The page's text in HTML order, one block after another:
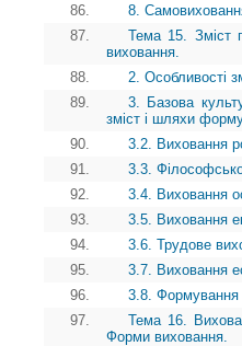
86.
8.
87.
Тема 15. Зміст
виховання.
88.
2. Особливості
89.
3. Базова
зміст і шляхи
90.
3.2. Виховання
91.
3.3.
92.
3.4. Виховання
93.
3.5. Виховання
94.
3.6. Трудове
95.
3.7. Виховання
96.
3.8. Формування
97.
Тема 16.
Форми виховання.